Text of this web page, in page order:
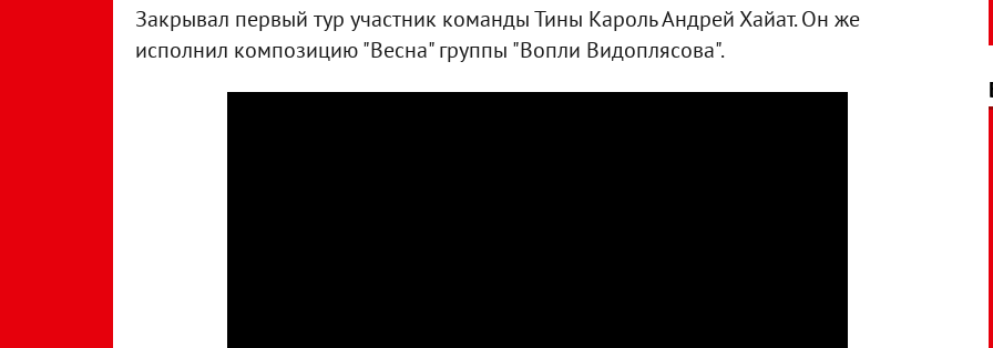
Закрывал первый тур участник команды Тины Кароль Андрей Хайат. Он же
исполнил композицию "Весна" группы "Вопли Видоплясова".